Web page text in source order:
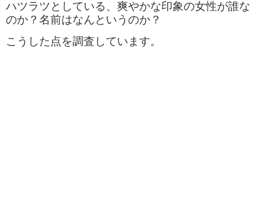
ハツラツとしている、爽やかな印象の女性が誰な
のか？名前はなんというのか？
こうした点を調査しています。